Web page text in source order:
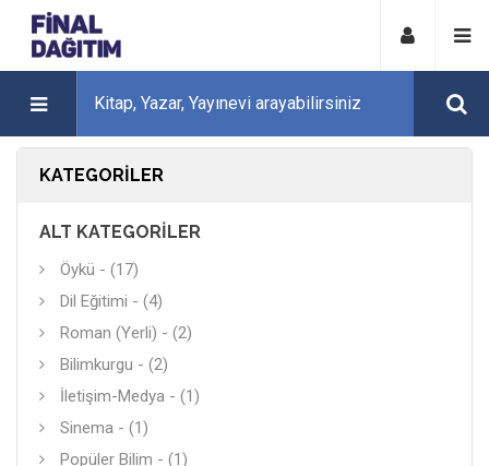
KATEGORILER
ALT KATEGORILER
Öykü - (17)
Dil Eğitimi - (4)
Roman (Yerli) - (2)
Bilimkurgu - (2)
İletişim-Medya - (1)
Sinema - (1)
Popüler Bilim - (1)